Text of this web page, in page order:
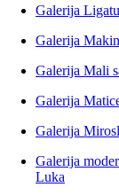
Galerija
Galerija
Galerija Mali
Galerija
Galerija
Galerija
Luka